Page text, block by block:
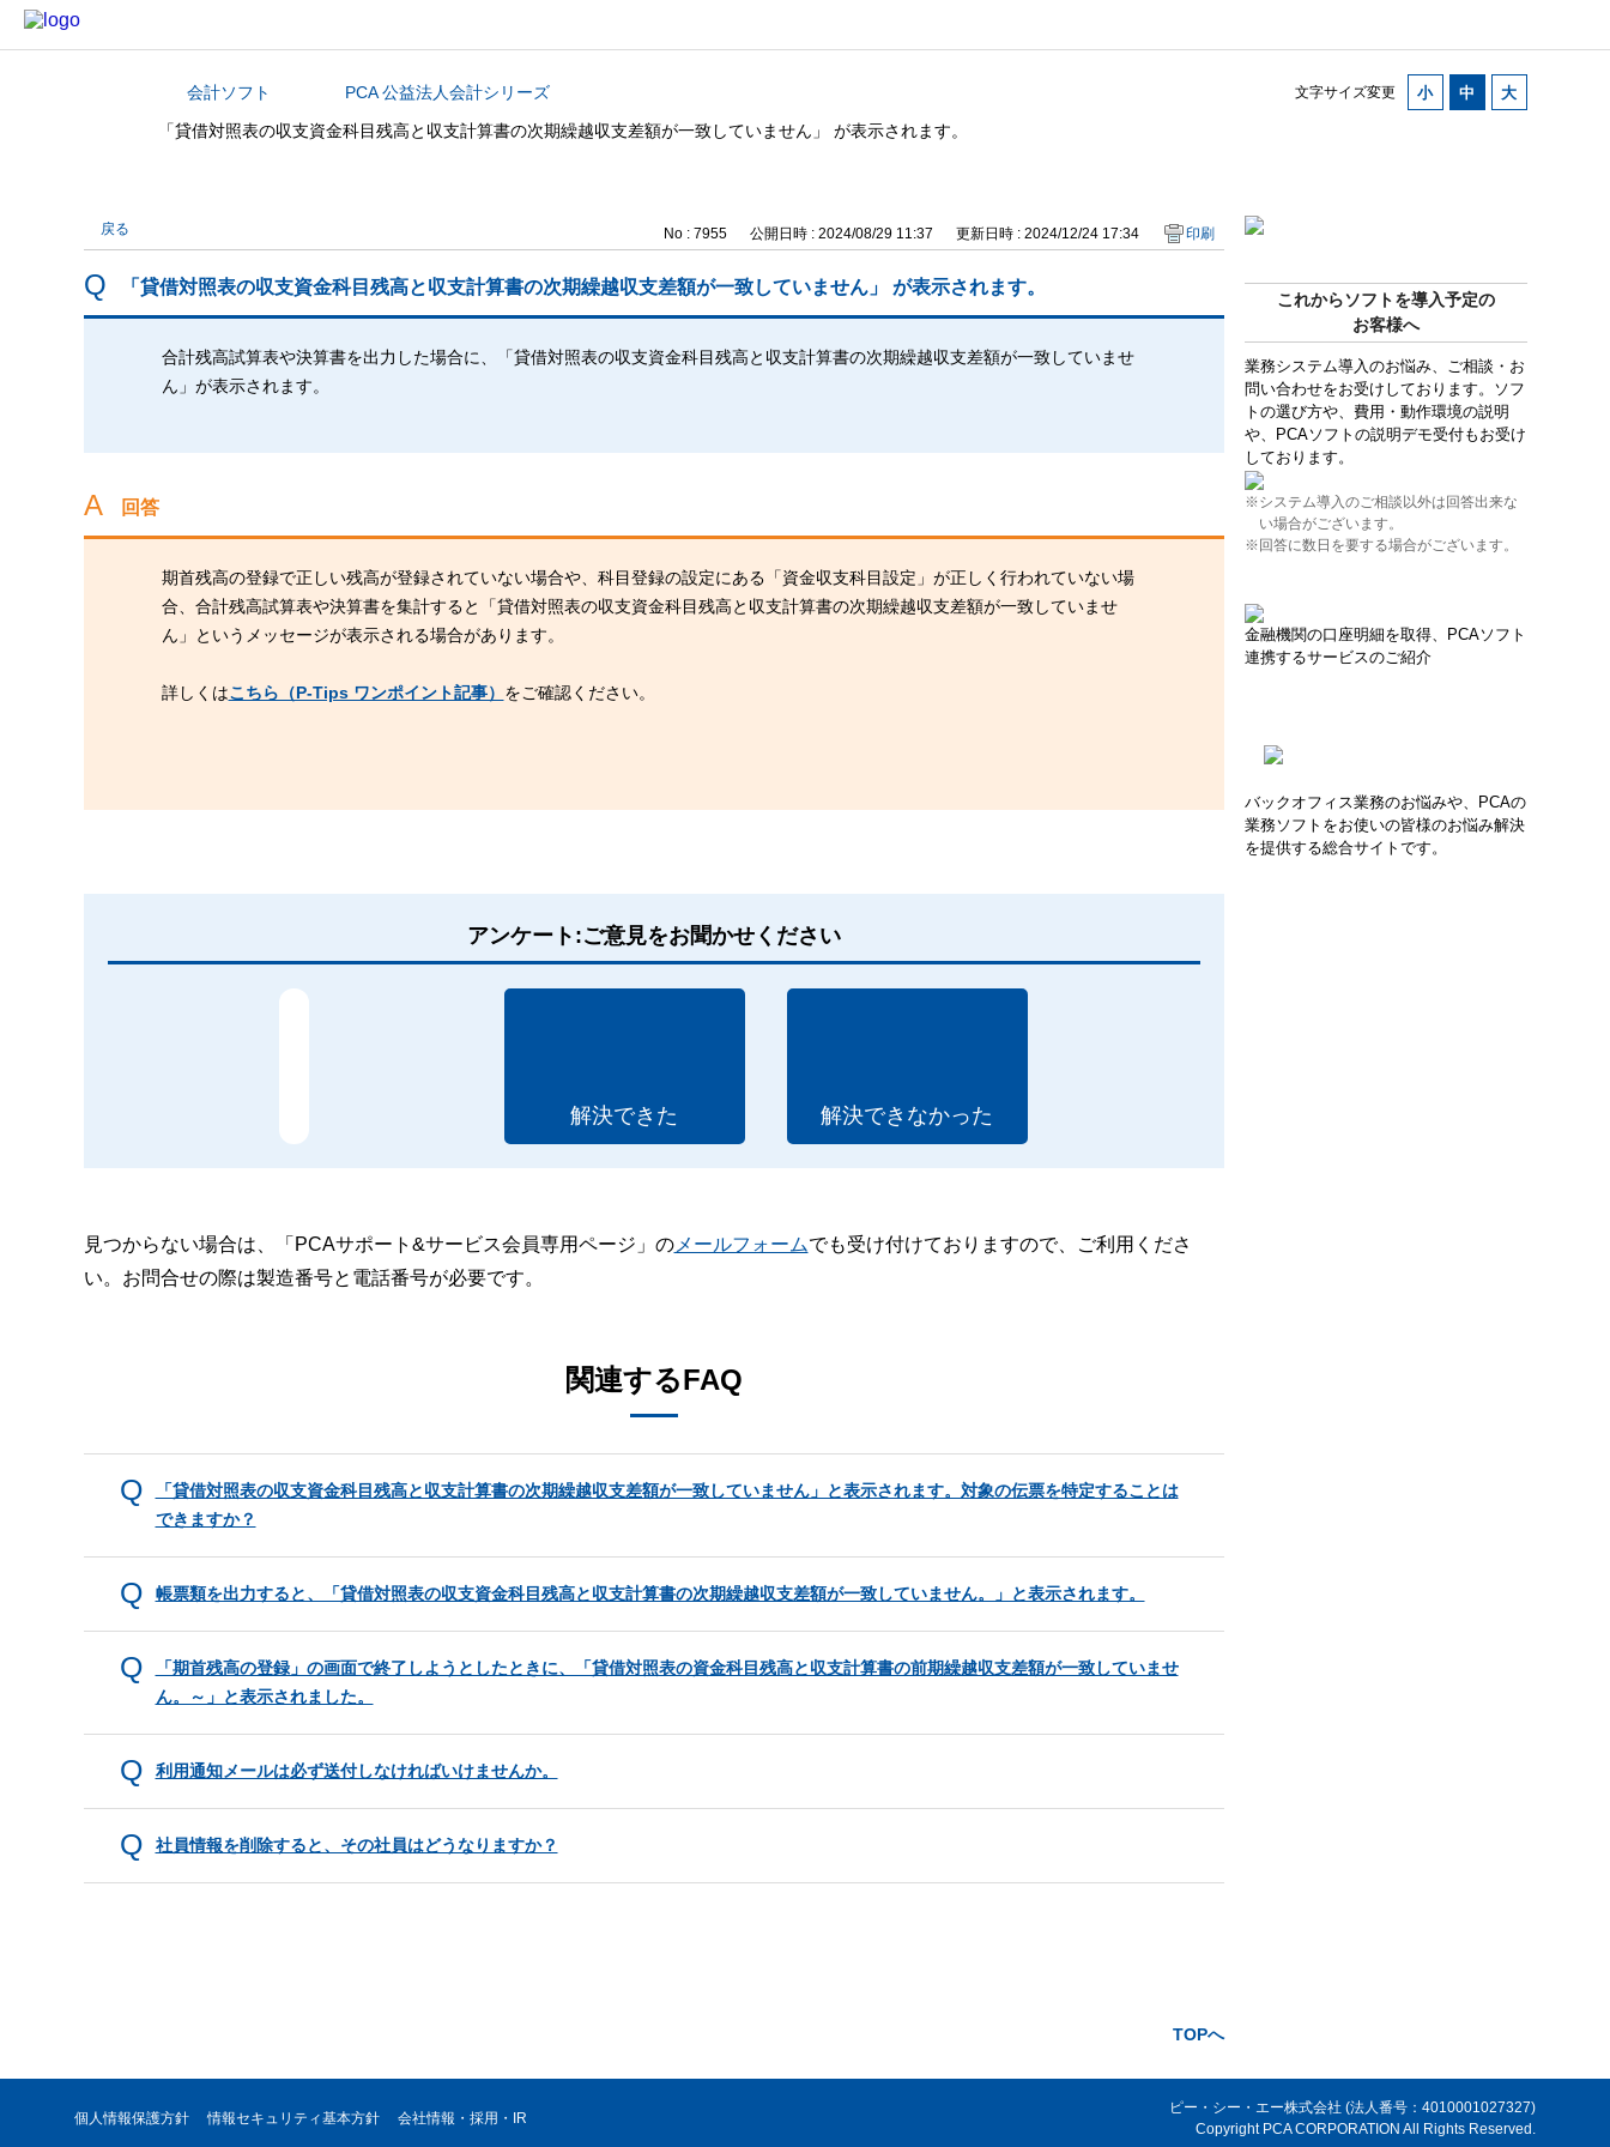
文字サイズ変更
カテゴリから探す
会計ソフト
PCA 公益法人会計シリーズ
「貸借対照表の収支資金科目残高と収支計算書の次期繰越収支差額が一致していません」 が表示されます。
これからソフトを導入予定の
お客様へ
業務システム導入のお悩み、ご相談・お
問い合わせをお受けしております。ソフ
トの選び方や、費用・動作環境の説明
や、PCAソフトの説明デモ受付もお受け
しております。
※システム導入のご相談以外は回答出来な
い場合がございます。
※回答に数日を要する場合がございます。
金融機関の口座明細を取得、PCAソフト
連携するサービスのご紹介
バックオフィス業務のお悩みや、PCAの
業務ソフトをお使いの皆様のお悩み解決
を提供する総合サイトです。
戻る No : 7955 公開日時 : 2024/08/29 11:37 更新日時 : 2024/12/24 17:34 印刷
「貸借対照表の収支資金科目残高と収支計算書の次期繰越収支差額が一致していません」 が表示されます。
合計残高試算表や決算書を出力した場合に、「貸借対照表の収支資金科目残高と収支計算書の次期繰越収支差額が一致していませ
ん」が表示されます。
回答
期首残高の登録で正しい残高が登録されていない場合や、科目登録の設定にある「資金収支科目設定」が正しく行われていない場
合、合計残高試算表や決算書を集計すると「貸借対照表の収支資金科目残高と収支計算書の次期繰越収支差額が一致していませ
ん」というメッセージが表示される場合があります。
詳しくはこちら（P-Tips ワンポイント記事） をご確認ください。
アンケート:ご意見をお聞かせください
解決できた 解決できなかった
見つからない場合は、「PCAサポート&サービス会員専用ページ」のメールフォームでも受け付けておりますので、ご利用くださ
い。お問合せの際は製造番号と電話番号が必要です。
関連するFAQ
「貸借対照表の収支資金科目残高と収支計算書の次期繰越収支差額が一致していません」と表示されます。対象の伝票を特定することは
できますか？
帳票類を出力すると、「貸借対照表の収支資金科目残高と収支計算書の次期繰越収支差額が一致していません。」と表示されます。
「期首残高の登録」の画面で終了しようとしたときに、「貸借対照表の資金科目残高と収支計算書の前期繰越収支差額が一致していませ
ん。～」と表示されました。
利用通知メールは必ず送付しなければいけませんか。
社員情報を削除すると、その社員はどうなりますか？
TOPへ
個人情報保護方針 情報セキュリティ基本方針 会社情報・採用・IR
ピー・シー・エー株式会社 (法人番号：4010001027327)
Copyright PCA CORPORATION All Rights Reserved.